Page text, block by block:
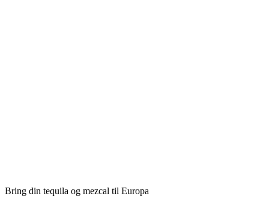
Bring din tequila og mezcal til Europa